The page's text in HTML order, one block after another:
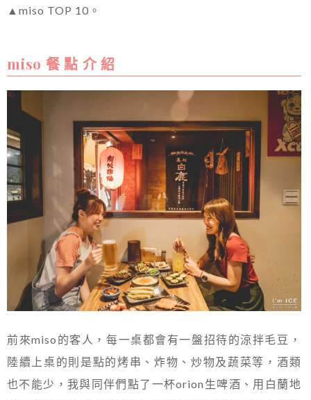
▲miso TOP 10。
miso 餐 點 介 紹
前來miso的客人，每一桌都會有一盤招待的涼拌毛豆，
陸續上桌的則是點的烤串、炸物、炒物及蔬菜等，酒類
也不能少，我與同伴們點了一杯orion生啤酒、用白蘭地